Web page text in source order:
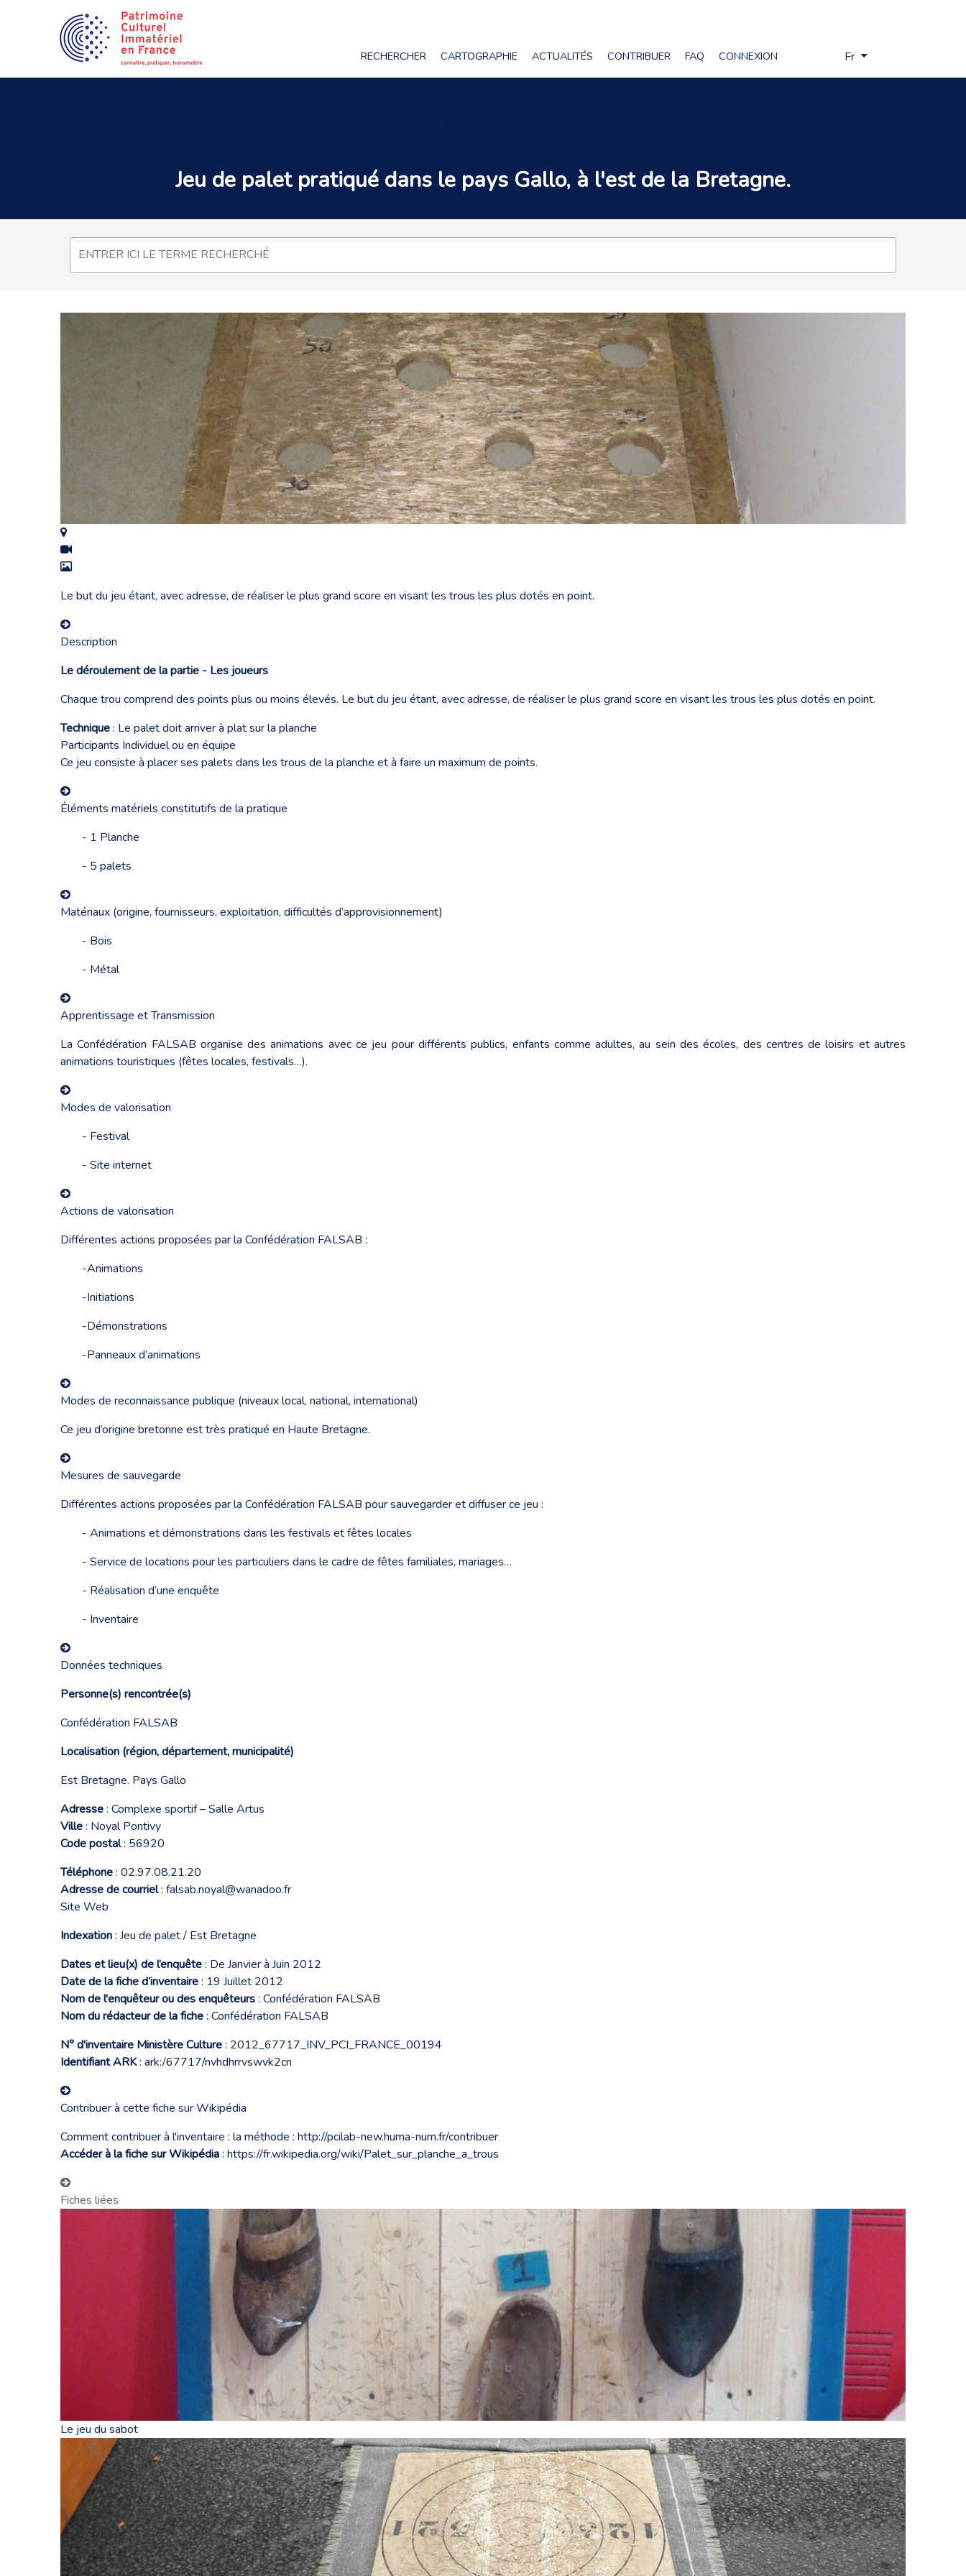
RECHERCHER CARTOGRAPHIE ACTUALITÉS CONTRIBUER FAQ CONNEXION Sélectionnez votre langue
Fr
Jeu de paletpratiqué dans le pays Gallo, à l'est de la Bretagne.
Le but du jeu étant, avec adresse, de réaliser le plus grand score en visant les trous les plus dotés en point.
Description
Le déroulement de la partie - Les joueurs
Chaque trou comprend des points plus ou moins élevés. Le but du jeu étant, avec adresse, de réaliser le plus grand score en visant les trous les plus dotés en point.
Technique: Le palet doit arriver à plat sur la planche
Participants Individuel ou en équipe
Ce jeu consiste à placer ses palets dans les trous de la planche et à faire un maximum de points.
Éléments matériels constitutifs de la pratique
- 1 Planche
- 5 palets
Matériaux (origine, fournisseurs, exploitation, difficultés d’approvisionnement)
- Bois
- Métal
Apprentissage et Transmission
La Confédération FALSAB organise des animations avec ce jeu pour différents publics, enfants comme adultes, au sein des écoles, des centres de loisirs et autres
animations touristiques (fêtes locales, festivals…).
Modes de valorisation
- Festival
- Site internet
Actions de valorisation
Différentes actions proposées par la Confédération FALSAB :
-Animations
-Initiations
-Démonstrations
-Panneaux d’animations
Modes de reconnaissance publique (niveaux local, national, international)
Ce jeu d’origine bretonne est très pratiqué en Haute Bretagne.
Mesures de sauvegarde
Différentes actions proposées par la Confédération FALSAB pour sauvegarder et diffuser ce jeu :
- Animations et démonstrations dans les festivals et fêtes locales
- Service de locations pour les particuliers dans le cadre de fêtes familiales, mariages…
- Réalisation d’une enquête
- Inventaire
Données techniques
Personne(s) rencontrée(s)
Confédération FALSAB
Localisation (région, département, municipalité)
Est Bretagne. Pays Gallo
Adresse: Complexe sportif – Salle Artus
Ville: Noyal Pontivy
Code postal: 56920
Téléphone: 02.97.08.21.20
Adresse de courriel: falsab.noyal@wanadoo.fr
Site Web
Indexation: Jeu de palet / Est Bretagne
Dates et lieu(x) de l’enquête: De Janvier à Juin 2012
Date de la fiche d’inventaire: 19 Juillet 2012
Nom de l'enquêteur ou des enquêteurs: Confédération FALSAB
Nom du rédacteur de la fiche: Confédération FALSAB
N° d'inventaire Ministère Culture: 2012_67717_INV_PCI_FRANCE_00194
Identifiant ARK: ark:/67717/nvhdhrrvswvk2cn
Contribuer à cette fiche sur Wikipédia
Comment contribuer à l'inventaire : la méthode : http://pcilab-new.huma-num.fr/contribuer
Accéder à la fiche sur Wikipédia: https://fr.wikipedia.org/wiki/Palet_sur_planche_a_trous
Fiches liées
Le jeu du sabot